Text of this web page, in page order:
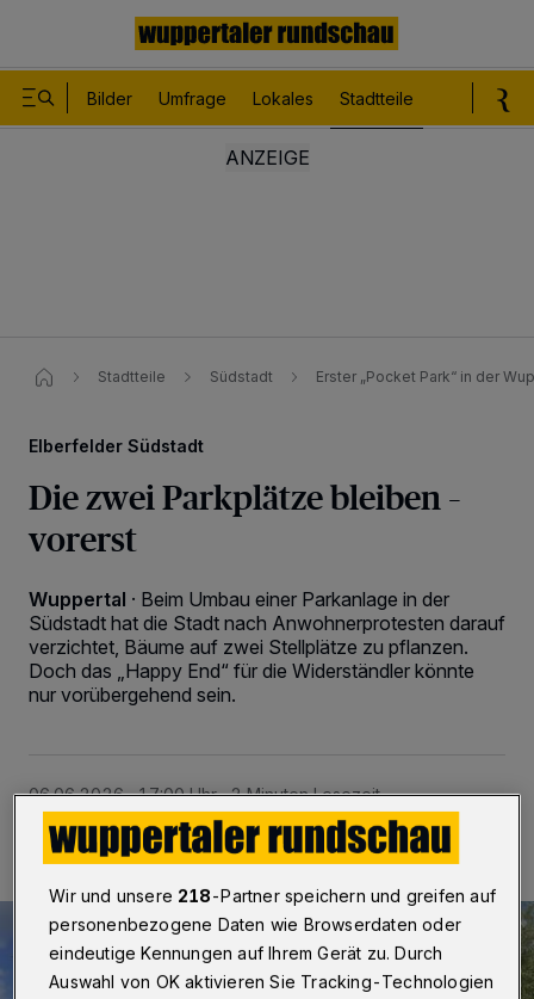
Bilder Umfrage Lokales Stadtteile
Stadtteile Südstadt Erster „Pocket Park“ in der
Elberfelder Südstadt
Die zwei Parkplätze bleiben –
vorerst
Wuppertal · Beim Umbau einer Parkanlage in der
Südstadt hat die Stadt nach Anwohnerprotesten darauf
verzichtet, Bäume auf zwei Stellplätze zu pflanzen.
Doch das „Happy End“ für die Widerständler könnte
nur vorübergehend sein.
06.06.2026 , 17:00 Uhr 2 Minuten Lesezeit
Wir und unsere 218-Partner speichern und greifen auf
personenbezogene Daten wie Browserdaten oder
eindeutige Kennungen auf Ihrem Gerät zu. Durch
Auswahl von OK aktivieren Sie Tracking-Technologien